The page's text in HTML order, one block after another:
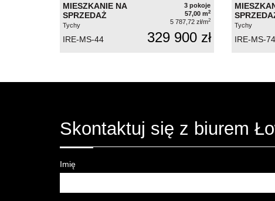
MIESZKANIE NA
SPRZEDAŻ
Tychy
3 pokoje
57,00 m2
5 787,72 zł/m2
IRE-MS-44 329 900 zł
Tychy
IRE-MS-74
Skontaktuj się z biurem
Imię